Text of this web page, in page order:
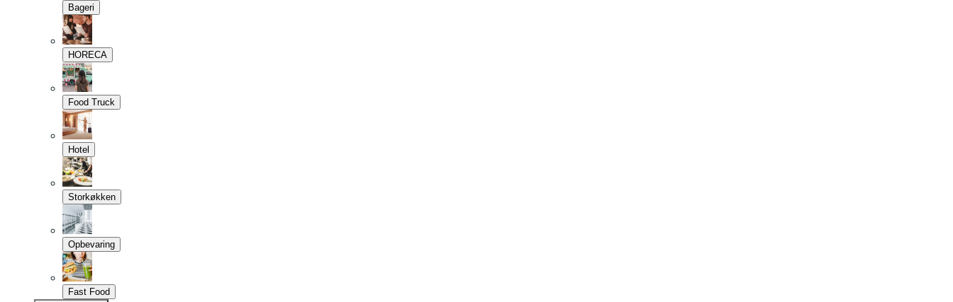
Bageri
HORECA
Food Truck
Hotel
Storkøkken
Opbevaring
Fast Food